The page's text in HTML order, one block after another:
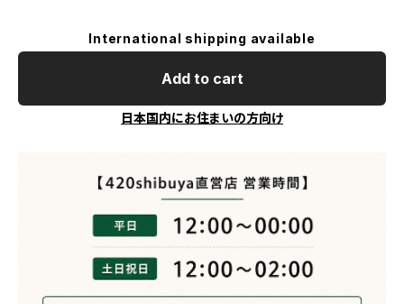
International shipping available
Add to cart
日本国内にお住まいの方向け